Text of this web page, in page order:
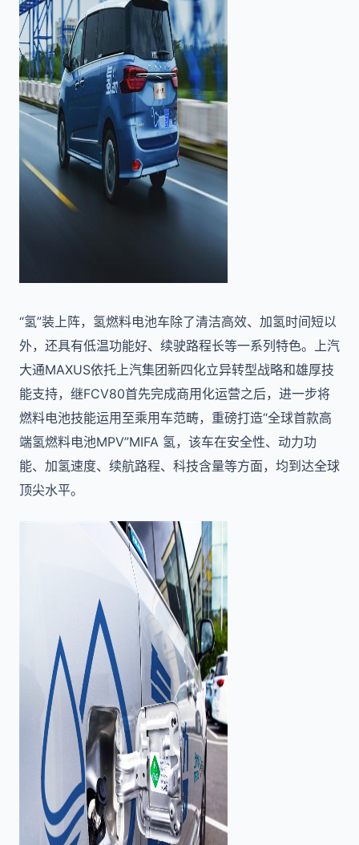
“氢”装上阵，氢燃料电池车除了清洁高效、加氢时间短以
外，还具有低温功能好、续驶路程长等一系列特色。上汽
大通MAXUS依托上汽集团新四化立异转型战略和雄厚技
能支持，继FCV80首先完成商用化运营之后，进一步将
燃料电池技能运用至乘用车范畴，重磅打造“全球首款高
端氢燃料电池MPV”MIFA 氢，该车在安全性、动力功
能、加氢速度、续航路程、科技含量等方面，均到达全球
顶尖水平。